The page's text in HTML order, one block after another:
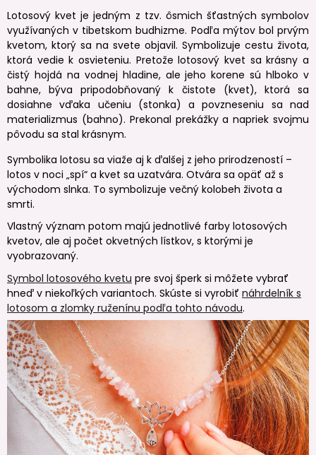
Lotosový kvet je jedným z tzv. ôsmich šťastných symbolov
využívaných v tibetskom budhizme. Podľa mýtov bol prvým
kvetom, ktorý sa na svete objavil. Symbolizuje cestu života,
ktorá vedie k osvieteniu. Pretože lotosový kvet sa krásny a
čistý hojdá na vodnej hladine, ale jeho korene sú hlboko v
bahne, býva pripodobňovaný k čistote (kvet), ktorá sa
dosiahne vďaka učeniu (stonka) a povzneseniu sa nad
materializmus (bahno). Prekonal prekážky a napriek svojmu
pôvodu sa stal krásnym.
Symbolika lotosu sa viaže aj k ďalšej z jeho prirodzeností –
lotos v noci „spí“ a kvet sa uzatvára. Otvára sa opäť až s
východom slnka. To symbolizuje večný kolobeh života a
smrti.
Vlastný význam potom majú jednotlivé farby lotosových
kvetov, ale aj počet okvetných lístkov, s ktorými je
vyobrazovaný.
Symbol lotosového kvetu pre svoj šperk si môžete vybrať
hneď v niekoľkých variantoch. Skúste si vyrobiť náhrdelník s
lotosom a zlomky ruženínu podľa tohto návodu.